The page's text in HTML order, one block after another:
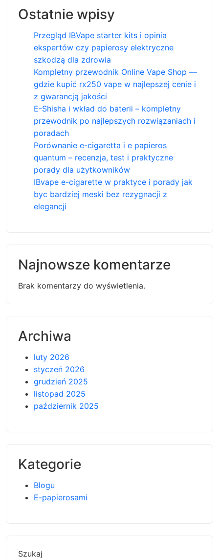
Ostatnie wpisy
Przegląd IBVape starter kits i opinia
ekspertów czy papierosy elektryczne
szkodzą dla zdrowia
Kompletny przewodnik Online Vape Shop —
gdzie kupić rx250 vape w najlepszej cenie i
z gwarancją jakości
E-Shisha i wkład do baterii – kompletny
przewodnik po najlepszych rozwiązaniach i
poradach
Porównanie e-cigaretta i e papieros
quantum – recenzja, test i praktyczne
porady dla użytkowników
IBvape e-cigarette w praktyce i porady jak
byc bardziej meski bez rezygnacji z
elegancji
Najnowsze komentarze
Brak komentarzy do wyświetlenia.
Archiwa
luty 2026
styczeń 2026
grudzień 2025
listopad 2025
październik 2025
Kategorie
Blogu
E-papierosami
Szukaj